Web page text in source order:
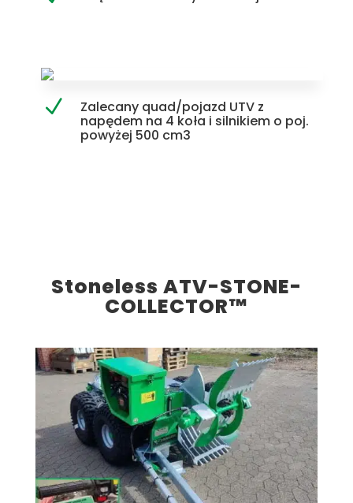
Zalecany quad/pojazd UTV z
napędem na 4 koła i silnikiem o poj.
powyżej 500 cm3
Stoneless ATV-STONE-
COLLECTOR™